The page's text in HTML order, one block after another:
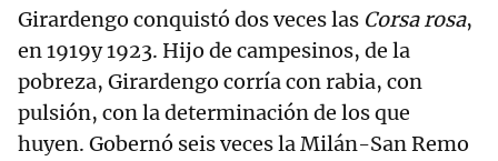
Girardengo conquistó dos veces las Corsa rosa,
en 1919y 1923. Hijo de campesinos, de la
pobreza, Girardengo corría con rabia, con
pulsión, con la determinación de los que
huyen. Gobernó seis veces la Milán-San Remo